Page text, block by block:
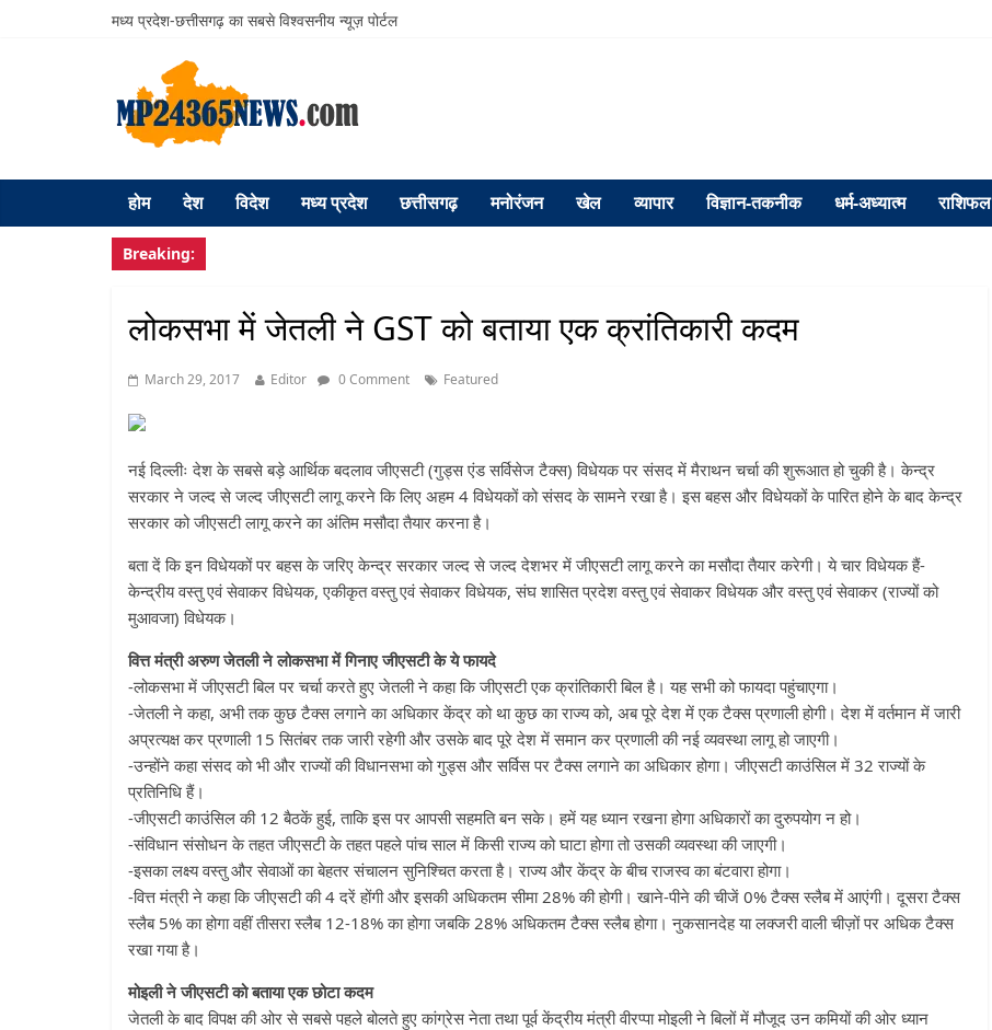
मध्य प्रदेश-छत्तीसगढ़ का सबसे विश्वसनीय न्यूज़ पोर्टल
होम देश विदेश मध्य प्रदेश छत्तीसगढ़ मनोरंजन खेल व्यापार विज्ञान-तकनीक धर्म-अध्यात्म राशिफल
Breaking:
लोकसभा में जेतली ने GST को बताया एक क्रांतिकारी कदम
March 29, 2017 Editor 0 Comment Featured
नई दिल्लीः देश के सबसे बड़े आर्थिक बदलाव जीएसटी (गुड्स एंड सर्विसेज टैक्स) विधेयक पर संसद में मैराथन चर्चा की शुरूआत हो चुकी है। केन्द्र
सरकार ने जल्द से जल्द जीएसटी लागू करने कि लिए अहम 4 विधेयकों को संसद के सामने रखा है। इस बहस और विधेयकों के पारित होने के बाद केन्द्र
सरकार को जीएसटी लागू करने का अंतिम मसौदा तैयार करना है।
बता दें कि इन विधेयकों पर बहस के जरिए केन्द्र सरकार जल्द से जल्द देशभर में जीएसटी लागू करने का मसौदा तैयार करेगी। ये चार विधेयक हैं-
केन्द्रीय वस्तु एवं सेवाकर विधेयक, एकीकृत वस्तु एवं सेवाकर विधेयक, संघ शासित प्रदेश वस्तु एवं सेवाकर विधेयक और वस्तु एवं सेवाकर (राज्यों को
मुआवजा) विधेयक।
वित्त मंत्री अरुण जेतली ने लोकसभा में गिनाए जीएसटी के ये फायदे
-लोकसभा में जीएसटी बिल पर चर्चा करते हुए जेतली ने कहा कि जीएसटी एक क्रांतिकारी बिल है। यह सभी को फायदा पहुंचाएगा।
-जेतली ने कहा, अभी तक कुछ टैक्स लगाने का अधिकार केंद्र को था कुछ का राज्य को, अब पूरे देश में एक टैक्स प्रणाली होगी। देश में वर्तमान में जारी
अप्रत्यक्ष कर प्रणाली 15 सितंबर तक जारी रहेगी और उसके बाद पूरे देश में समान कर प्रणाली की नई व्यवस्था लागू हो जाएगी।
-उन्होंने कहा संसद को भी और राज्यों की विधानसभा को गुड्स और सर्विस पर टैक्स लगाने का अधिकार होगा। जीएसटी काउंसिल में 32 राज्यों के
प्रतिनिधि हैं।
-जीएसटी काउंसिल की 12 बैठकें हुई, ताकि इस पर आपसी सहमति बन सके। हमें यह ध्यान रखना होगा अधिकारों का दुरुपयोग न हो।
-संविधान संसोधन के तहत जीएसटी के तहत पहले पांच साल में किसी राज्य को घाटा होगा तो उसकी व्यवस्था की जाएगी।
-इसका लक्ष्य वस्तु और सेवाओं का बेहतर संचालन सुनिश्चित करता है। राज्य और केंद्र के बीच राजस्व का बंटवारा होगा।
-वित्त मंत्री ने कहा कि जीएसटी की 4 दरें होंगी और इसकी अधिकतम सीमा 28% की होगी। खाने-पीने की चीजें 0% टैक्स स्लैब में आएंगी। दूसरा टैक्स
स्लैब 5% का होगा वहीं तीसरा स्लैब 12-18% का होगा जबकि 28% अधिकतम टैक्स स्लैब होगा। नुकसानदेह या लक्जरी वाली चीज़ों पर अधिक टैक्स
रखा गया है।
मोइली ने जीएसटी को बताया एक छोटा कदम
जेतली के बाद विपक्ष की ओर से सबसे पहले बोलते हुए कांग्रेस नेता तथा पूर्व केंद्रीय मंत्री वीरप्पा मोइली ने बिलों में मौजूद उन कमियों की ओर ध्यान